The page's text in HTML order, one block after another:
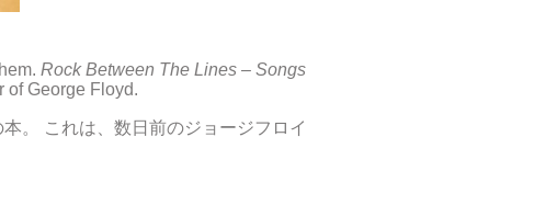
Rock Between The Lines – Songs
of George Floyd.
本。 これは、数日前のジョージフロイ